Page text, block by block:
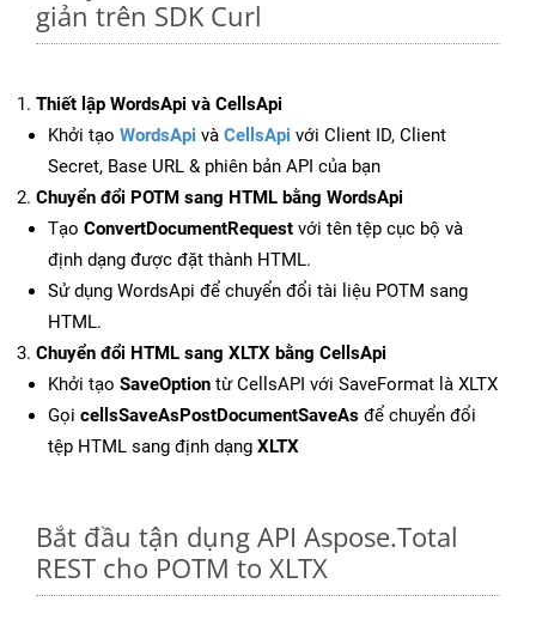
giản trên SDK Curl
Thiết lập WordsApi và CellsApi
Khởi tạo WordsApi và CellsApi với Client ID, Client
Secret, Base URL & phiên bản API của bạn
Chuyển đổi POTM sang HTML bằng WordsApi
Tạo ConvertDocumentRequest với tên tệp cục bộ và
định dạng được đặt thành HTML.
Sử dụng WordsApi để chuyển đổi tài liệu POTM sang
HTML.
Chuyển đổi HTML sang XLTX bằng CellsApi
Khởi tạo SaveOption từ CellsAPI với SaveFormat là XLTX
Gọi cellsSaveAsPostDocumentSaveAs để chuyển đổi
tệp HTML sang định dạng XLTX
Bắt đầu tận dụng API Aspose.Total
REST cho POTM to XLTX